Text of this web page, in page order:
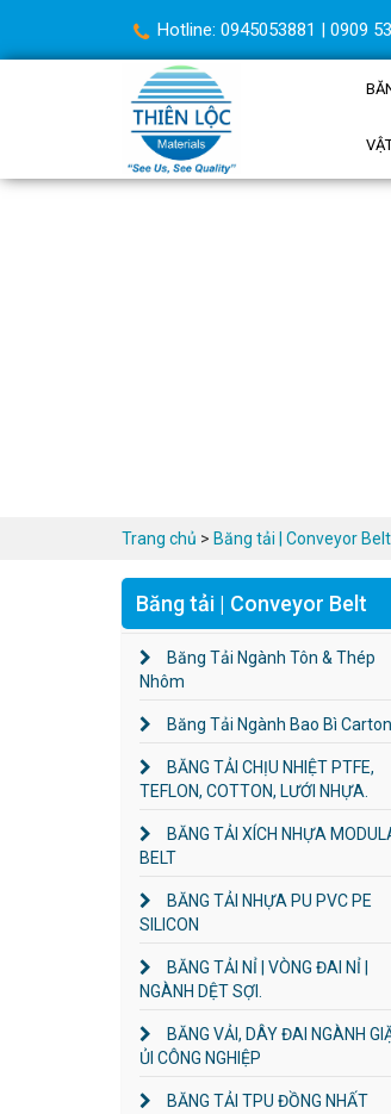
Hotline: 0945053881 | 0909
Trang chủ > Băng tải | Conveyor Belt
Băng tải | Conveyor Belt
Băng Tải Ngành Tôn & Thép
Nhôm
Băng Tải Ngành Bao Bì Carton
BĂNG TẢI CHỊU NHIỆT PTFE,
TEFLON, COTTON, LƯỚI NHỰA.
BĂNG TẢI XÍCH NHỰA
BELT
BĂNG TẢI NHỰA PU PVC PE
SILICON
BĂNG TẢI NỈ | VÒNG ĐAI NỈ |
NGÀNH DỆT SỢI.
BĂNG VẢI, DÂY ĐAI NGÀNH
ỦI CÔNG NGHIỆP
BĂNG TẢI TPU ĐỒNG NHẤT